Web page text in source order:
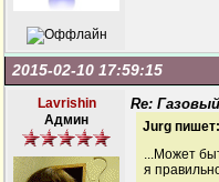
2015-02-10 17:59:15
Lavrishin
Админ
Re:
Jurg пишет:
...Может
я